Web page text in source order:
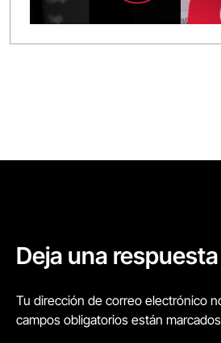
Deja una respuesta
Tu dirección de correo electrónico
campos obligatorios están